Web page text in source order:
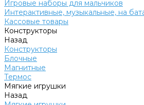
Игровые наборы для мальчиков
Интерактивные, музыкальные, на
Кассовые товары
Конструкторы
Назад
Конструкторы
Блочные
Магнитные
Термос
Мягкие игрушки
Назад